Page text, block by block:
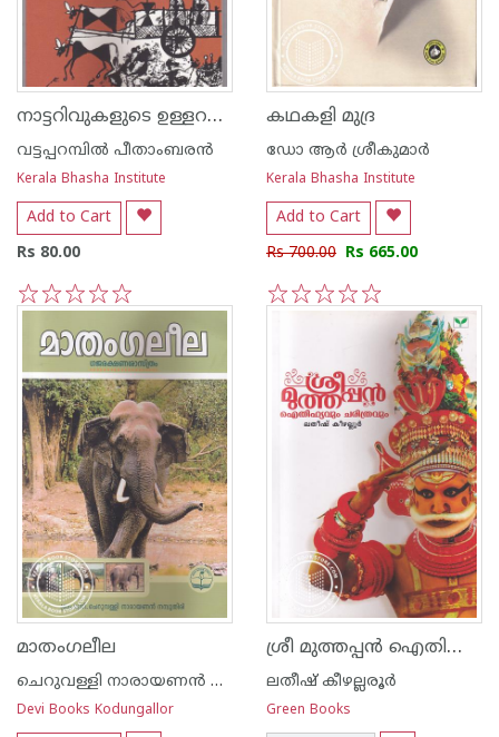
നാട്ടറിവുകളുടെ ഉള്ളറകളിലേക്ക്
വട്ടപ്പറമ്പില്‍ പീതാംബരന്‍
Kerala Bhasha Institute
Add to Cart
Rs 80.00
5
4
3
2
1
കഥകളി മുദ്ര
ഡോ ആര്‍ ശ്രീകുമാര്‍
Kerala Bhasha Institute
Add to Cart
Rs 700.00 Rs 665.00
5
മാതംഗലീല
ചെറുവള്ളി നാരായണന്‍ നമ്പൂതിരി
Devi Books Kodungallor
ശ്രീ മുത്തപ്പന്‍ ഐതിഹ്യവും ചരിത്രവും
ലതീഷ് കീഴല്ലരൂര്‍
Green Books